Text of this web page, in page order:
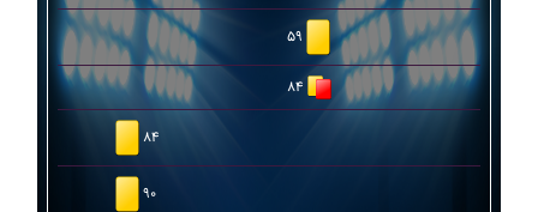
۵۹
۸۴
۸۴
۹۰